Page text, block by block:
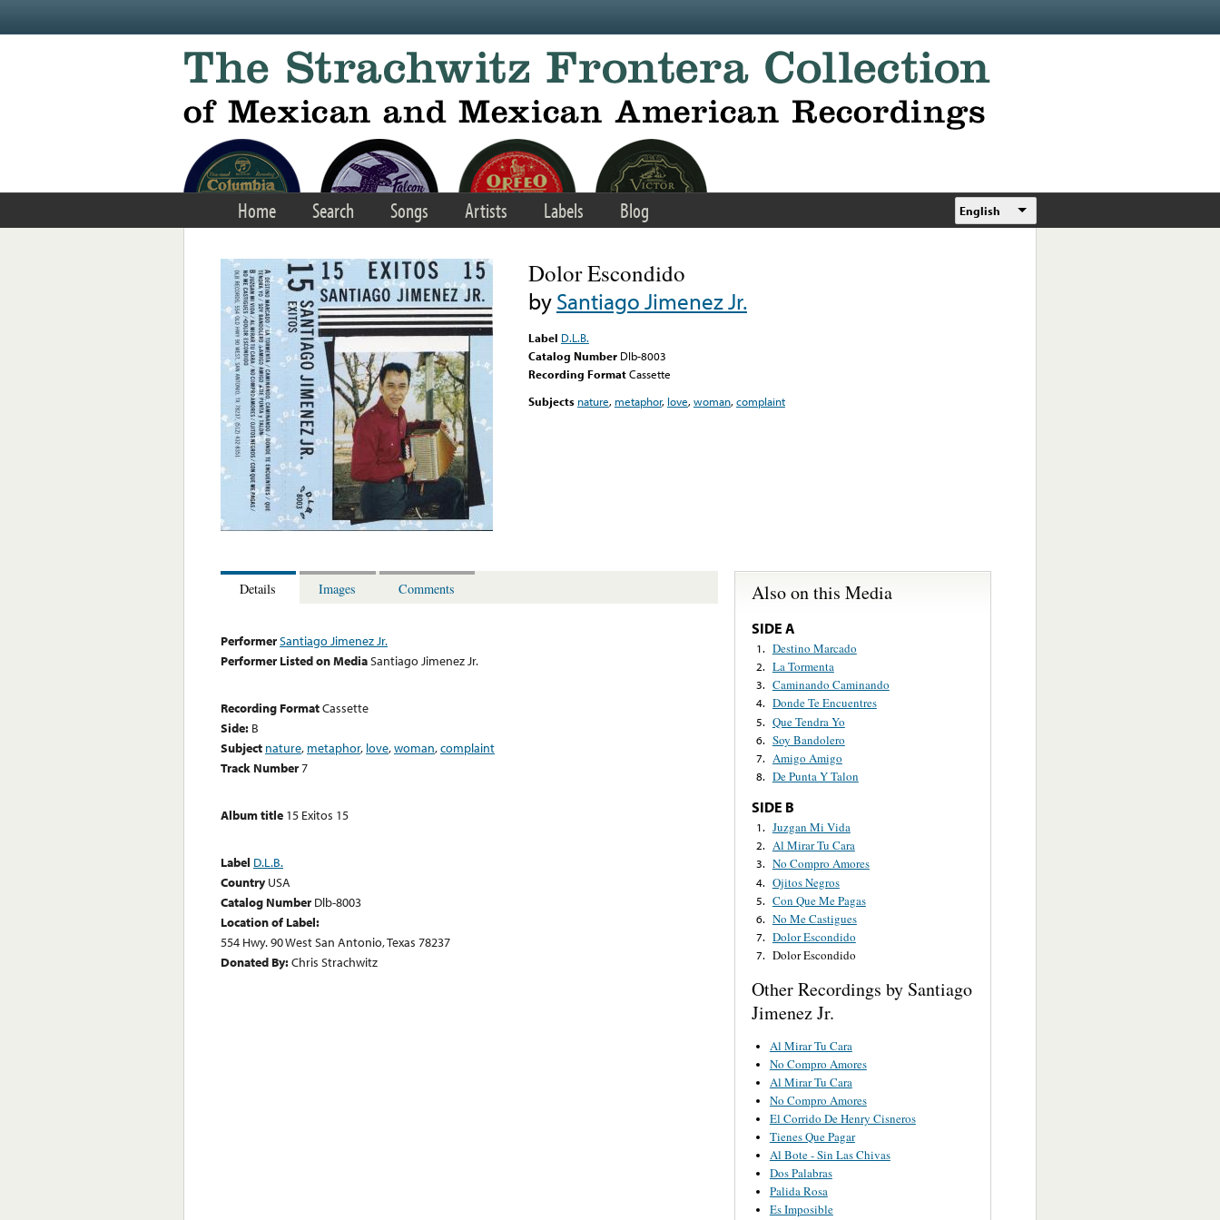
Home Search Songs Artists Labels Blog English
Dolor Escondido
bySantiago Jimenez Jr.
Label D.L.B.
Catalog Number Dlb-8003
Recording FormatCassette
Subjects nature, metaphor, love,woman,complaint
Details Images Comments
PerformerSantiago Jimenez Jr.
Performer Listed on MediaSantiago Jimenez Jr.
Recording FormatCassette
Side: B
Subject nature, metaphor, love,woman,complaint
Track Number7
Album title 15 Exitos 15
Label D.L.B.
Country USA
Catalog Number Dlb-8003
Location of Label:
554 Hwy. 90 West San Antonio, Texas 78237
Donated By:Chris Strachwitz
Also on this Media
SIDE A
1. Destino Marcado
2. La Tormenta
3. Caminando Caminando
4. Donde Te Encuentres
5. Que Tendra Yo
6. Soy Bandolero
7. Amigo Amigo
8. De Punta Y Talon
SIDE B
1. Juzgan Mi Vida
2. Al Mirar Tu Cara
3. No Compro Amores
4. Ojitos Negros
5. Con Que Me Pagas
6. No Me Castigues
7. Dolor Escondido
7. Dolor Escondido
Other Recordings by Santiago
Jimenez Jr.
Al Mirar Tu Cara
No Compro Amores
Al Mirar Tu Cara
No Compro Amores
El Corrido De Henry Cisneros
Tienes Que Pagar
Al Bote - Sin Las Chivas
Dos Palabras
Palida Rosa
Es Imposible